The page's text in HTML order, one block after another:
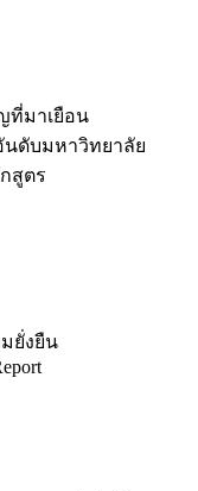
มาเยือน
นดับมหาวิทยาลัย
สูตร
ยั่งยืน